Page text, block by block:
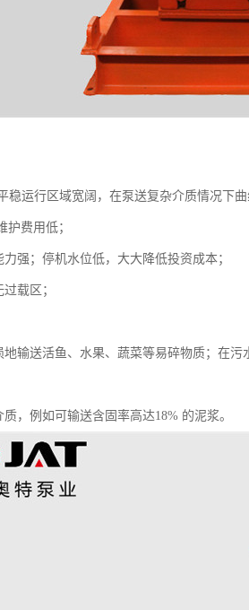
稳运行区域宽阔，在泵送复杂介质情况下曲
护费用低；
强；停机水位低，大大降低投资成本；
载区；
输送活鱼、水果、蔬菜等易碎物质；在
，例如可输送含固率高达18% 的泥浆。